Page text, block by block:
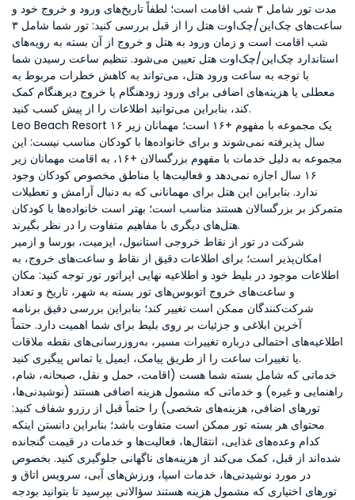
مدت تور شامل ۳ شب اقامت است؛ لطفاً تاریخ‌های ورود و خروج خود و
ساعت‌های چک‌این/چک‌اوت هتل را از قبل بررسی کنید: تور شما شامل ۳
شب اقامت است و زمان ورود به هتل و خروج از آن بسته به رویه‌های
استاندارد چک‌این/چک‌اوت هتل تعیین می‌شود. تنظیم ساعت رسیدن شما
با توجه به ساعت ورود هتل، می‌تواند به کاهش خطرات مربوط به
معطلی یا هزینه‌های اضافی برای ورود زودهنگام یا خروج دیرهنگام کمک
کند، بنابراین می‌توانید اطلاعات را از پیش کسب کنید.
Leo Beach Resort یک مجموعه با مفهوم +۱۶ است؛ مهمانان زیر ۱۶
سال پذیرفته نمی‌شوند و برای خانواده‌ها با کودکان مناسب نیست: این
مجموعه به دلیل خدمات با مفهوم بزرگسالان +۱۶، به اقامت مهمانان زیر
۱۶ سال اجازه نمی‌دهد و فعالیت‌ها یا مناطق مخصوص کودکان وجود
ندارد. بنابراین این هتل برای مهمانانی که به دنبال آرامش و تعطیلات
متمرکز بر بزرگسالان هستند مناسب است؛ بهتر است خانواده‌ها با کودکان
هتل‌های دیگری با مفاهیم متفاوت را در نظر بگیرند.
شرکت در تور از نقاط خروجی استانبول، ایزمیت، بورسا و ازمیر
امکان‌پذیر است؛ برای اطلاعات دقیق از نقاط و ساعت‌های خروج، به
اطلاعات موجود در بلیط خود و اطلاعیه نهایی اپراتور تور توجه کنید: مکان
و ساعت‌های خروج اتوبوس‌های تور بسته به شهر، تاریخ و تعداد
شرکت‌کنندگان ممکن است تغییر کند؛ بنابراین بررسی دقیق برنامه
آخرین ابلاغی و جزئیات بر روی بلیط برای شما اهمیت دارد. حتماً
اطلاعیه‌های احتمالی درباره تغییرات مسیر، به‌روزرسانی‌های نقطه ملاقات
یا تغییرات ساعت را از طریق پیامک، ایمیل یا تماس پیگیری کنید.
خدماتی که شامل بسته شما هست (اقامت، حمل و نقل، صبحانه، شام،
راهنمایی و غیره) و خدماتی که مشمول هزینه اضافی هستند (نوشیدنی‌ها،
تورهای اضافی، هزینه‌های شخصی) را حتماً قبل از رزرو شفاف کنید:
محتوای هر بسته تور ممکن است متفاوت باشد؛ بنابراین دانستن اینکه
کدام وعده‌های غذایی، انتقال‌ها، فعالیت‌ها و خدمات در قیمت گنجانده
شده‌اند از قبل، کمک می‌کند از هزینه‌های ناگهانی جلوگیری کنید. بخصوص
در مورد نوشیدنی‌ها، خدمات اسپا، ورزش‌های آبی، سرویس اتاق و
تورهای اختیاری که مشمول هزینه هستند سؤالاتی بپرسید تا بتوانید بودجه